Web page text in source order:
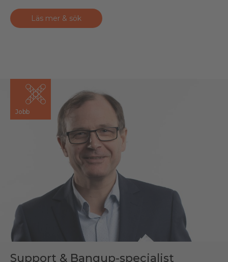
Läs mer & sök
Jobb
Support & Banqup-specialist